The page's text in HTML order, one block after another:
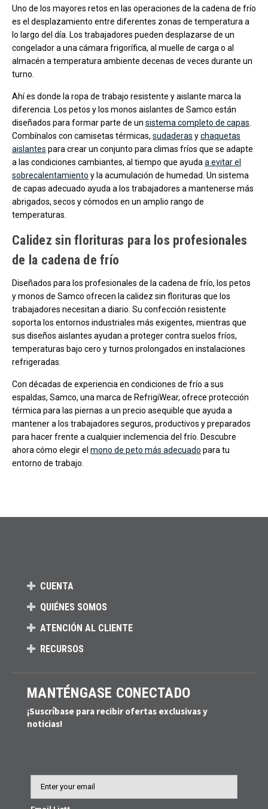
Uno de los mayores retos en las operaciones de la cadena de frío
es el desplazamiento entre diferentes zonas de temperatura a
lo largo del día. Los trabajadores pueden desplazarse de un
congelador a una cámara frigorífica, al muelle de carga o al
almacén a temperatura ambiente decenas de veces durante un
turno.
Ahí es donde la ropa de trabajo resistente y aislante marca la
diferencia. Los petos y los monos aislantes de Samco están
diseñados para formar parte de un sistema completo de capas
Combínalos con camisetas térmicas, sudaderas ychaquetas
aislantes para crear un conjunto para climas fríos que se adapte
a las condiciones cambiantes, al tiempo que ayuda a evitar el
sobrecalentamiento y la acumulación de humedad. Un sistema
de capas adecuado ayuda a los trabajadores a mantenerse más
abrigados, secos y cómodos en un amplio rango de
temperaturas.
Calidez sin florituras para los profesionales
de la cadena de frío
Diseñados para los profesionales de la cadena de frío, los petos
y monos de Samco ofrecen la calidez sin florituras que los
trabajadores necesitan a diario. Su confección resistente
soporta los entornos industriales más exigentes, mientras que
sus diseños aislantes ayudan a proteger contra suelos fríos,
temperaturas bajo cero y turnos prolongados en instalaciones
refrigeradas.
Con décadas de experiencia en condiciones de frío a sus
espaldas, Samco, una marca de RefrigiWear, ofrece protección
térmica para las piernas a un precio asequible que ayuda a
mantener a los trabajadores seguros, productivos y preparados
para hacer frente a cualquier inclemencia del frío. Descubre
ahora cómo elegir el mono de peto más adecuado para tu
entorno de trabajo.
CUENTA
QUIÉNES SOMOS
ATENCIÓN AL CLIENTE
RECURSOS
MANTÉNGASE CONECTADO
¡Suscríbase para recibir ofertas exclusivas y
noticias!